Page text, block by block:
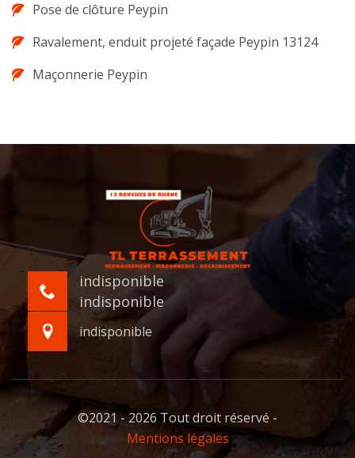
Pose de clôture Peypin
Ravalement, enduit projeté façade Peypin 13124
Maçonnerie Peypin
indisponible
indisponible
indisponible
©2021 - 2026 Tout droit réservé -
Mentions légales